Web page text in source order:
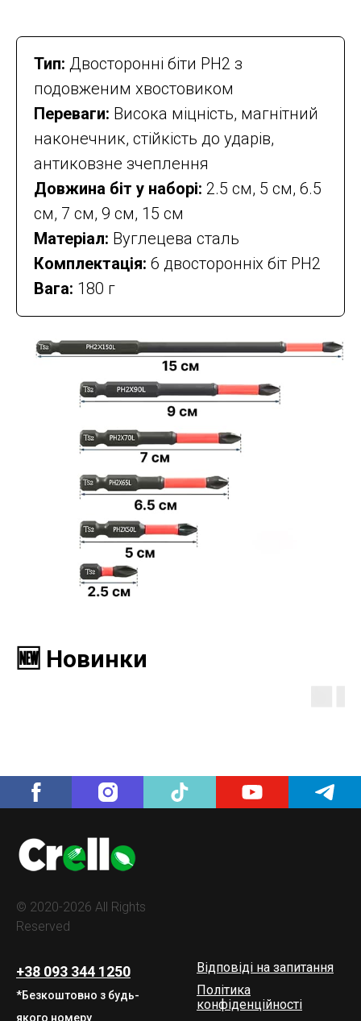
Тип: Двосторонні біти PH2 з
подовженим хвостовиком
Переваги: Висока міцність, магнітний
наконечник, стійкість до ударів,
антиковзне зчеплення
Довжина біт у наборі: 2.5 см, 5 см, 6.5
см, 7 см, 9 см, 15 см
Матеріал: Вуглецева сталь
Комплектація: 6 двосторонніх біт PH2
Вага: 180 г
🆕 Новинки
© 2020-2026 All Rights
Reserved
+38 093 344 1250
*Безкоштовно з будь-
якого номеру
Відповіді на запитання
Політика
конфіденційності